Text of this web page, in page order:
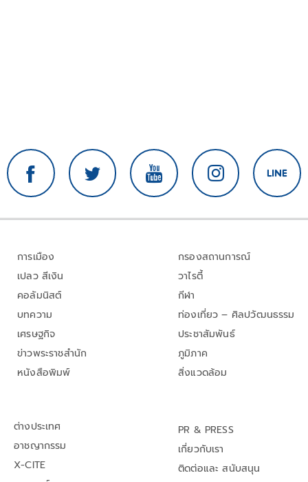
การเมือง
เปลว สีเงิน
คอลัมนิสต์
บทความ
เศรษฐกิจ
ข่าวพระราชสำนัก
หนังสือพิมพ์
กรองสถานการณ์
วาไรตี้
กีฬา
ท่องเที่ยว – ศิลปวัฒนธรรม
ประชาสัมพันธ์
ภูมิภาค
สิ่งแวดล้อม
ต่างประเทศ
อาชญากรรม
X-CITE
PR & PRESS
เกี่ยวกับเรา
ติดต่อและ สนับสนุน